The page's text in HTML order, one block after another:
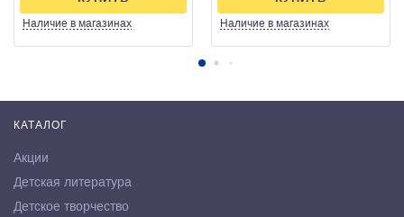
Наличие в магазинах Наличие в магазинах
КАТАЛОГ
Акции
Детская литература
Детское творчество